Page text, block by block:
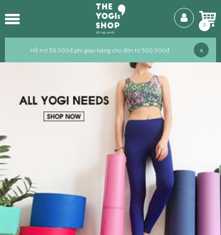
Hỗ trợ 30.000đ phí giao hàng cho đơn từ 500.000đ
Hỗ trợ 30.000đ phí giao hàng cho đơn từ 500.000đ x
0